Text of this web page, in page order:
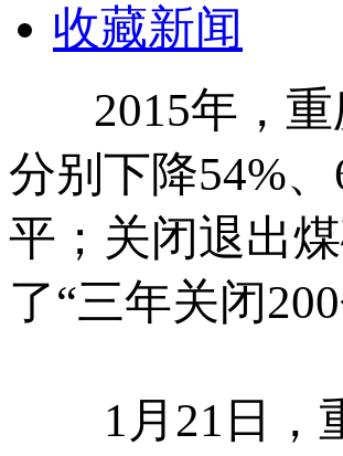
收藏新闻
2015年，重
分别下降54%
平；关闭退出
了“三年关闭
1月21日，重